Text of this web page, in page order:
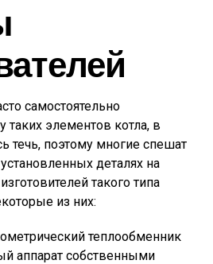
самостоятельно
таких элементов котла, в
течь, поэтому многие спешат
деталях на
такого типа
из них:
теплообменник
аппарат собственными